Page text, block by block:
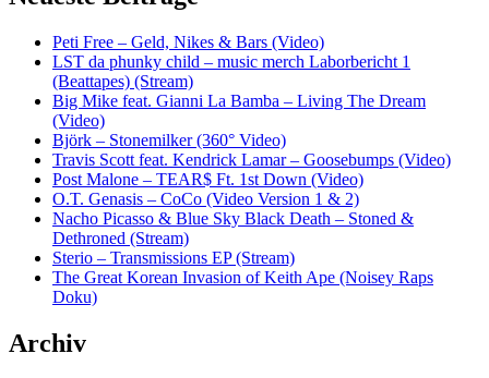
Peti Free – Geld, Nikes & Bars (Video)
LST da phunky child – music merch Laborbericht 1
(Beattapes) (Stream)
Big Mike feat. Gianni La Bamba – Living The Dream
(Video)
Björk – Stonemilker (360° Video)
Travis Scott feat. Kendrick Lamar – Goosebumps (Video)
Post Malone – TEAR$ Ft. 1st Down (Video)
O.T. Genasis – CoCo (Video Version 1 & 2)
Nacho Picasso & Blue Sky Black Death – Stoned &
Dethroned (Stream)
Sterio – Transmissions EP (Stream)
The Great Korean Invasion of Keith Ape (Noisey Raps
Doku)
Archiv